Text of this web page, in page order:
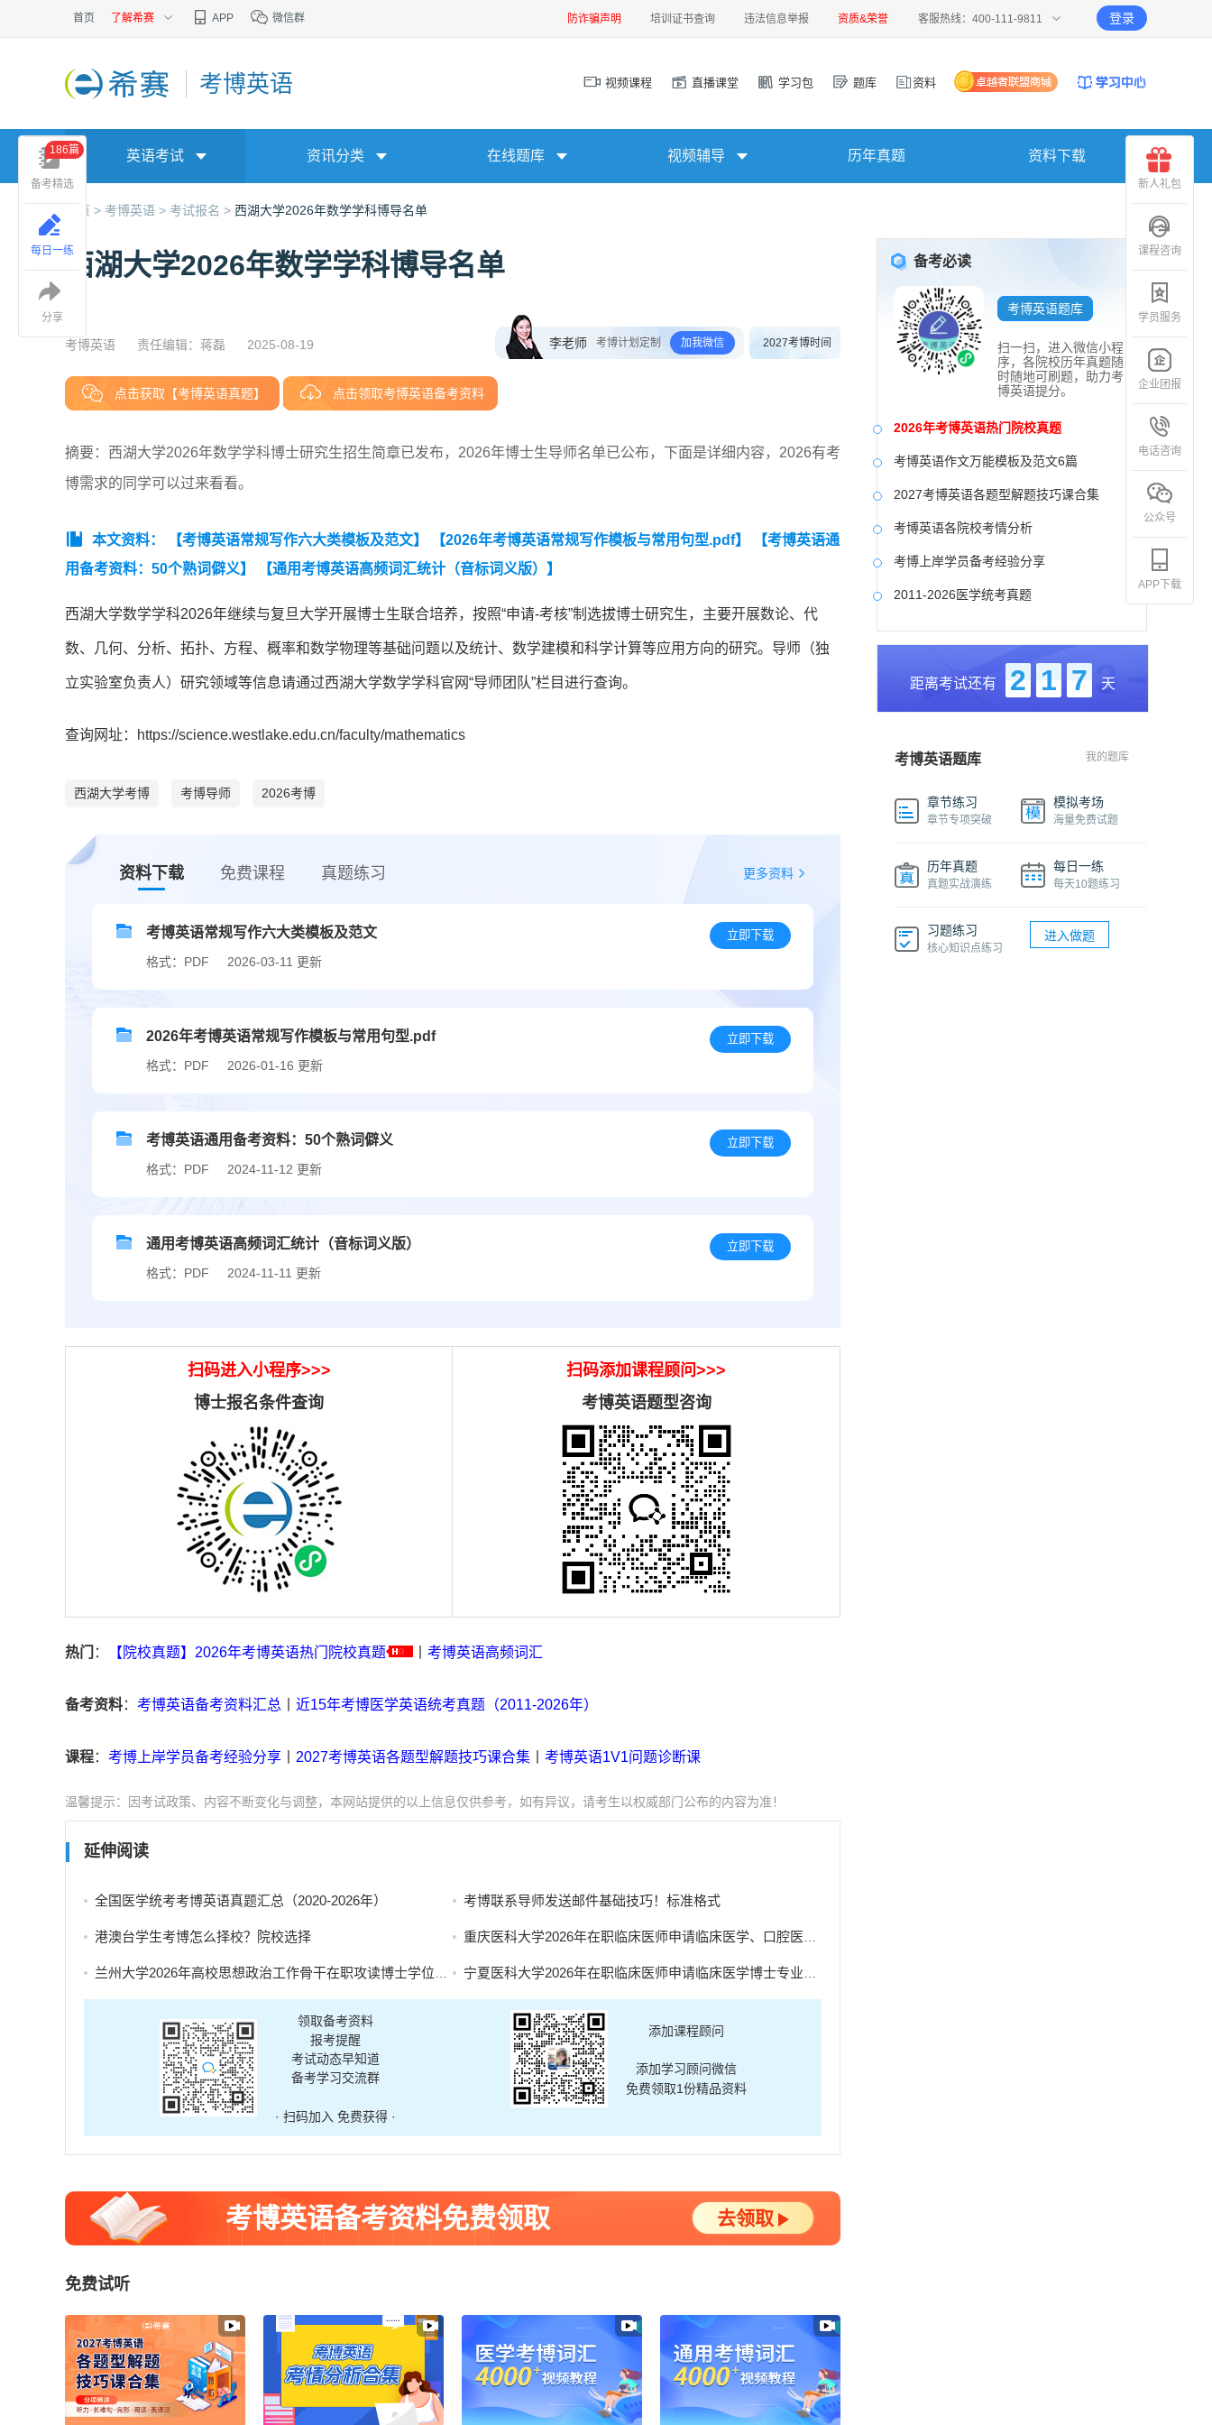
首页 了解希赛 APP 微信群 防诈骗声明 培训证书查询 违法信息举报 资质&荣誉 客服热线：400-111-9811 登录
考博英语 视频课程 直播课堂 学习包 题库 资料
英语考试 资讯分类 在线题库 视频辅导 历年真题 资料下载
首页 > 考博英语 > 考试报名 > 西湖大学2026年数学学科博导名单
西湖大学2026年数学学科博导名单
考博英语 责任编辑：蒋磊 2025-08-19 李老师 考博计划定制 加我微信 2027考博时间
点击获取【考博英语真题】 点击领取考博英语备考资料
摘要：西湖大学2026年数学学科博士研究生招生简章已发布，2026年博士生导师名单已公布，下面是详细内容，2026有考
博需求的同学可以过来看看。
本文资料： 【考博英语常规写作六大类模板及范文】 【2026年考博英语常规写作模板与常用句型.pdf】
【考博英语通
用备考资料：50个熟词僻义】
【通用考博英语高频词汇统计（音标词义版）】
西湖大学数学学科2026年继续与复旦大学开展博士生联合培养，按照“申请-考核”制选拔博士研究生，主要开展数论、代
数、几何、分析、拓扑、方程、概率和数学物理等基础问题以及统计、数学建模和科学计算等应用方向的研究。导师（独
立实验室负责人）研究领域等信息请通过西湖大学数学学科官网“导师团队”栏目进行查询。
查询网址：https://science.westlake.edu.cn/faculty/mathematics
西湖大学考博 考博导师 2026考博
资料下载 免费课程 真题练习 更多资料
考博英语常规写作六大类模板及范文
格式：PDF 2026-03-11 更新
立即下载
2026年考博英语常规写作模板与常用句型.pdf
格式：PDF 2026-01-16 更新
立即下载
考博英语通用备考资料：50个熟词僻义
格式：PDF 2024-11-12 更新
立即下载
通用考博英语高频词汇统计（音标词义版）
格式：PDF 2024-11-11 更新
立即下载
扫码进入小程序>>>
博士报名条件查询
扫码添加课程顾问>>>
考博英语题型咨询
热门 ： 【院校真题】2026年考博英语热门院校真题 考博英语高频词汇
备考资料： 考博英语备考资料汇总 近15年考博医学英语统考真题（2011-2026年）
课程： 考博上岸学员备考经验分享 2027考博英语各题型解题技巧课合集 考博英语1V1问题诊断课
温馨提示：因考试政策、内容不断变化与调整，本网站提供的以上信息仅供参考，如有异议，请考生以权威部门公布的内容为准！
延伸阅读
全国医学统考考博英语真题汇总（2020-2026年） 考博联系导师发送邮件基础技巧！标准格式
港澳台学生考博怎么择校？院校选择 重庆医科大学2026年在职临床医师申请临床医学、口腔医学博士专业学位招生简章
兰州大学2026年高校思想政治工作骨干在职攻读博士学位研究生招生补充报名的通知 宁夏医科大学2026年在职临床医师申请临床医学博士专业学位招生简章
领取备考资料
报考提醒
考试动态早知道
备考学习交流群
· 扫码加入 免费获得 ·
添加课程顾问
添加学习顾问微信
免费领取1份精品资料
考博英语备考资料免费领取 去领取
免费试听
备考必读
考博英语题库
扫一扫，进入微信小程
序，各院校历年真题随
时随地可刷题，助力考
博英语提分。
2026年考博英语热门院校真题
考博英语作文万能模板及范文6篇
2027考博英语各题型解题技巧课合集
考博英语各院校考情分析
考博上岸学员备考经验分享
2011-2026医学统考真题
中国社会科学院大学真题合集
国防科技大学历年真题
中央美术学院历年真题
距离考试还有 2 1 7 天
考博英语题库 我的题库
章节练习
章节专项突破
模拟考场
海量免费试题
历年真题
真题实战演练
每日一练
每天10题练习
习题练习
核心知识点练习
进入做题
备考精选
186篇
每日一练
分享
新人礼包
课程咨询
学员服务
企业团报
电话咨询
公众号
APP下载